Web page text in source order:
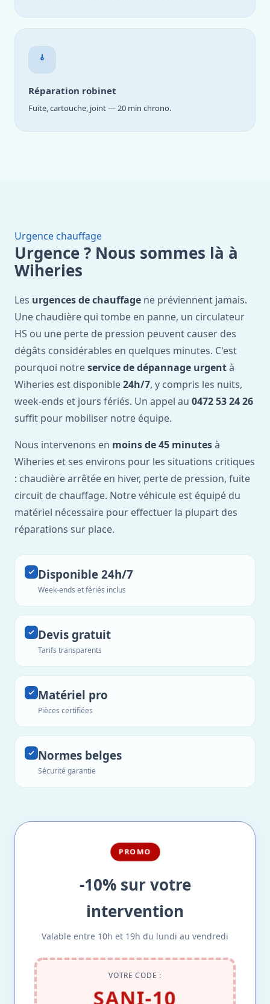
Réparation robinet
Fuite, cartouche, joint — 20 min chrono.
Urgence chauffage
Urgence ? Nous sommes là à
Wiheries
Les urgences de chauffage ne préviennent jamais.
Une chaudière qui tombe en panne, un circulateur
HS ou une perte de pression peuvent causer des
dégâts considérables en quelques minutes. C'est
pourquoi notreservice de dépannage urgentà
Wiheries est disponible24h/7, y compris les nuits,
week-ends et jours fériés. Un appel au 0472 53 24 26
suffit pour mobiliser notre équipe.
Nous intervenons en moins de 45 minutesà
Wiheries et ses environs pour les situations critiques
: chaudière arrêtée en hiver, perte de pression, fuite
circuit de chauffage. Notre véhicule est équipé du
matériel nécessaire pour effectuer la plupart des
réparations sur place.
Disponible 24h/7
Week-ends et fériés inclus
Devis gratuit
Tarifs transparents
Matériel pro
Pièces certifiées
Normes belges
Sécurité garantie
PROMO
-10% sur votre
intervention
Valable entre 10h et 19h du lundi au vendredi
VOTRE CODE :
SANI-10